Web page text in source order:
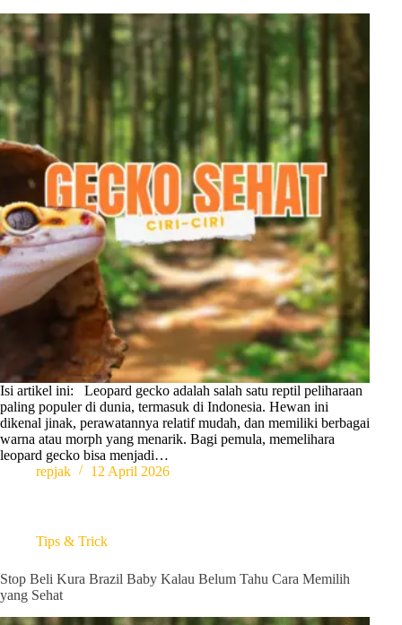
Isi artikel ini: Leopard gecko adalah salah satu reptil peliharaan
paling populer di dunia, termasuk di Indonesia. Hewan ini
dikenal jinak, perawatannya relatif mudah, dan memiliki berbagai
warna atau morph yang menarik. Bagi pemula, memelihara
leopard gecko bisa menjadi…
repjak
12 April 2026
Tips & Trick
Stop Beli Kura Brazil Baby Kalau Belum Tahu Cara Memilih
yang Sehat